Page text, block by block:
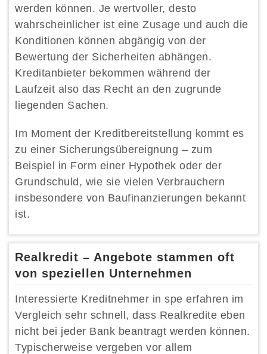
werden können. Je wertvoller, desto
wahrscheinlicher ist eine Zusage und auch die
Konditionen können abgängig von der
Bewertung der Sicherheiten abhängen.
Kreditanbieter bekommen während der
Laufzeit also das Recht an den zugrunde
liegenden Sachen.
Im Moment der Kreditbereitstellung kommt es
zu einer Sicherungsübereignung – zum
Beispiel in Form einer Hypothek oder der
Grundschuld, wie sie vielen Verbrauchern
insbesondere von Baufinanzierungen bekannt
ist.
Realkredit – Angebote stammen oft
von speziellen Unternehmen
Interessierte Kreditnehmer in spe erfahren im
Vergleich sehr schnell, dass Realkredite eben
nicht bei jeder Bank beantragt werden können.
Typischerweise vergeben vor allem